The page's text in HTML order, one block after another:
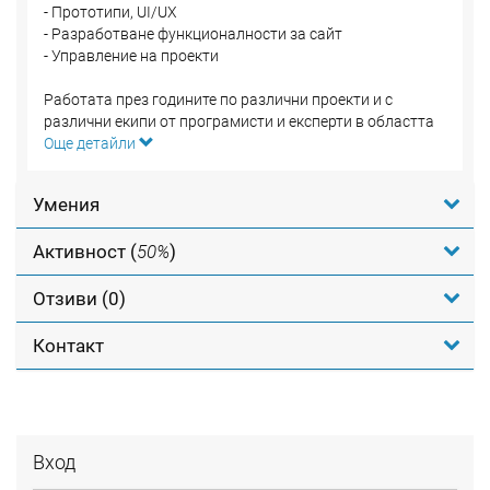
Вход
- Прототипи, UI/UX
- Разработване функционалности за сайт
- Управление на проекти
Работата през годините по различни проекти и с
различни екипи от програмисти и експерти в областта
на маркетинга и рекламата ми даде богат опит в
реализирате или просто искате да подобрите
представянето си в дигитална среда, не се колебайте да
се свържете с мен.
Ще се радвам да обсъдим всяка ваша идея.
Още детайли
Умения
Активност (50%)
Отзиви (0)
Контакт